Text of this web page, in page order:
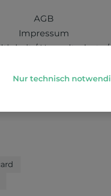
AGB
Impressum
/ Umweltschutz /
Nur technisch